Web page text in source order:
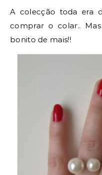
A colecção toda era
comprar o colar..
bonito de mais!!